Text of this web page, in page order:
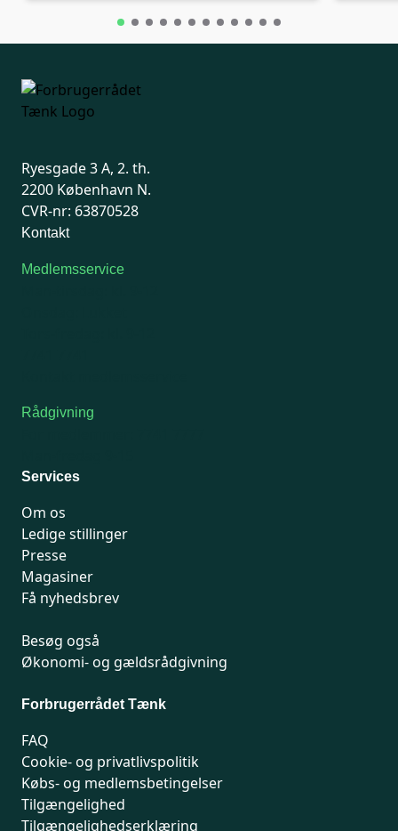
Ryesgade 3 A, 2. th.
2200 København N.
CVR-nr: 63870528
Kontakt
Medlemsservice
Rådgivning
Services
Om os
Ledige stillinger
Presse
Magasiner
Få nyhedsbrev
Besøg også
Økonomi- og gældsrådgivning
Forbrugerrådet Tænk
FAQ
Cookie- og privatlivspolitik
Købs- og medlemsbetingelser
Tilgængelighed
Tilgængelighedserklæring